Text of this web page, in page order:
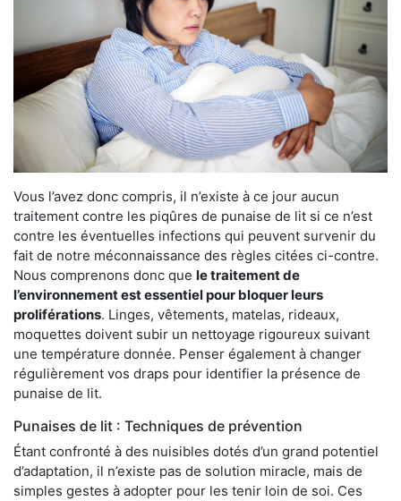
Vous l’avez donc compris, il n’existe à ce jour aucun
traitement contre les piqûres de punaise de lit si ce n’est
contre les éventuelles infections qui peuvent survenir du
fait de notre méconnaissance des règles citées ci-contre.
Nous comprenons donc que le traitement de
l’environnement est essentiel pour bloquer leurs
proliférations. Linges, vêtements, matelas, rideaux,
moquettes doivent subir un nettoyage rigoureux suivant
une température donnée. Penser également à changer
régulièrement vos draps pour identifier la présence de
punaise de lit.
Punaises de lit : Techniques de prévention
Étant confronté à des nuisibles dotés d’un grand potentiel
d’adaptation, il n’existe pas de solution miracle, mais de
simples gestes à adopter pour les tenir loin de soi. Ces